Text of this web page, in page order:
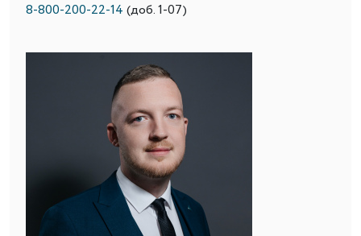
8-800-200-22-14 (доб. 1-07)